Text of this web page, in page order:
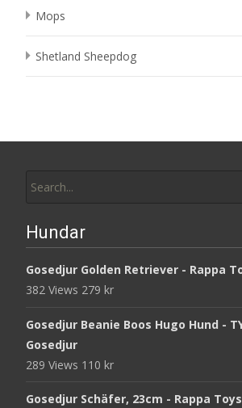
Mops
Shetland Sheepdog
for:
Hundar
Gosedjur Golden Retriever - Rappa
382 Views 279 kr
Gosedjur Beanie Boos Hugo Hund -
Gosedjur
289 Views 110 kr
Gosedjur Schäfer, 23cm - Rappa Toys